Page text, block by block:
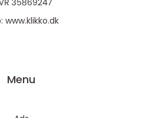
www.klikko.dk
Menu